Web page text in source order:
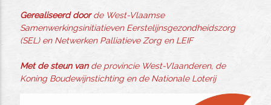
Gerealiseerd doorde West-Vlaamse
Samenwerkingsinitiatieven Eerstelijnsgezondheidszorg
(SEL) en Netwerken Palliatieve Zorg en LEIF
Met de steun vande provincie West-Vlaanderen, de
Koning Boudewijnstichting en de Nationale Loterij